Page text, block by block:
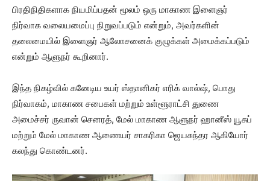
பிரதிநிதிகளாக நியமிப்பதன் மூலம் ஒரு மாகாண இளைஞர்
நிர்வாக வலையமைப்பு நிறுவப்படும் என்றும், அவர்களின்
தலைமையில் இளைஞர் ஆலோசனைக் குழுக்கள் அமைக்கப்படும்
என்றும் ஆளுநர் கூறினார்.
இந்த நிகழ்வில் கனேடிய உயர் ஸ்தானிகர் எரிக் வால்ஷ், பொது
நிர்வாகம், மாகாண சபைகள் மற்றும் உள்ளூராட்சி துணை
அமைச்சர் ருவான் செனரத், மேல் மாகாண ஆளுநர் ஹானீஸ் யூசுப்
மற்றும் மேல் மாகாண ஆணையர் சாகரிகா ஜெயசுந்தர ஆகியோர்
கலந்து கொண்டனர்.